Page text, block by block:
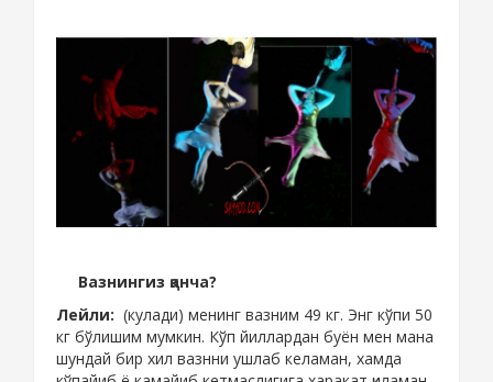
Вазнингиз қанча?
Лейли: (кулади) менинг вазним 49 кг. Энг кўпи 50
кг бўлишим мумкин. Кўп йиллардан буён мен мана
шундай бир хил вазнни ушлаб келаман, хамда